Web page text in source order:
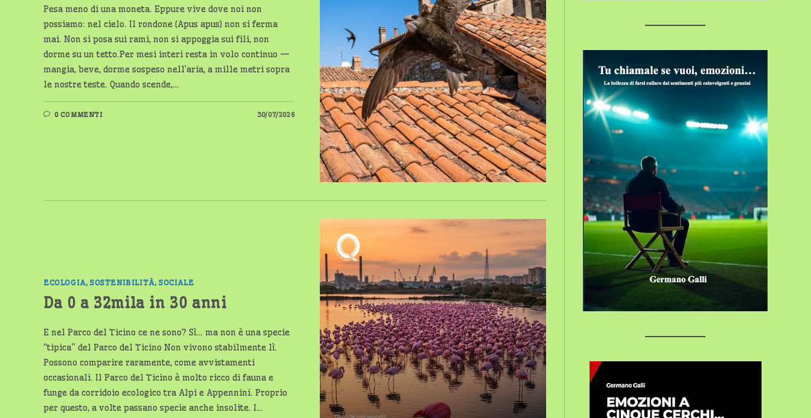
Pesa meno di una moneta. Eppure vive dove noi non
possiamo: nel cielo. Il rondone (Apus apus) non si ferma
mai. Non si posa sui rami, non si appoggia sui fili, non
dorme su un tetto.Per mesi interi resta in volo continuo —
mangia, beve, dorme sospeso nell’aria, a mille metri sopra
le nostre teste. Quando scende,…
0 COMMENTI 30/07/2026
ECOLOGIA, SOSTENIBILITÀ, SOCIALE
Da 0 a 32mila in 30 anni
E nel Parco del Ticino ce ne sono? Sì… ma non è una specie
“tipica” del Parco del Ticino Non vivono stabilmente lì.
Possono comparire raramente, come avvistamenti
occasionali. Il Parco del Ticino è molto ricco di fauna e
funge da corridoio ecologico tra Alpi e Appennini. Proprio
per questo, a volte passano specie anche insolite. I…